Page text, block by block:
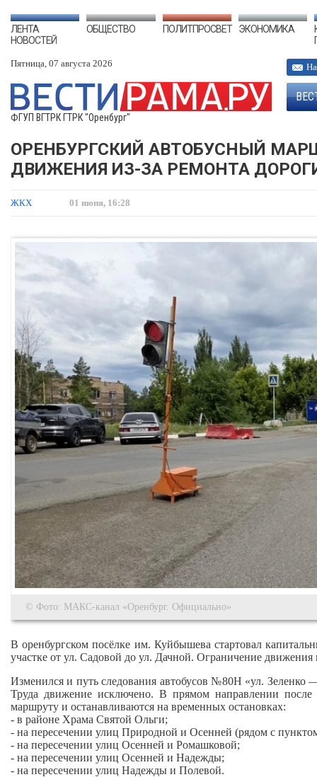
ЛЕНТА
НОВОСТЕЙ
ОБЩЕСТВО ПОЛИТПРОСВЕТ ЭКОНОМИКА
Пятница, 07 августа 2026
ФГУП ВГТРК ГТРК "Оренбург"
ОРЕНБУРГСКИЙ АВТОБУСНЫЙ
ДВИЖЕНИЯ ИЗ-ЗА РЕМОНТА
ЖКХ 01 июня, 16:28
© Фото: МАКС-канал «Оренбург. Официально»
В оренбургском посёлке им. Куйбышева стартовал
участке от ул. Садовой до ул. Дачной. Ограничение движения
Изменился и путь следования автобусов №80Н «ул.
Труда движение исключено. В прямом направлении после
маршруту и останавливаются на временных остановках:
- в районе Храма Святой Ольги;
- на пересечении улиц Природной и Осенней (рядом с
- на пересечении улиц Осенней и Ромашковой;
- на пересечении улиц Осенней и Надежды;
- на пересечении улиц Надежды и Полевой.